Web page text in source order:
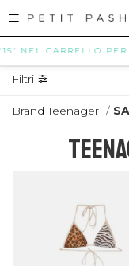
CARRELLO PER
Filtri
Brand Teenager /